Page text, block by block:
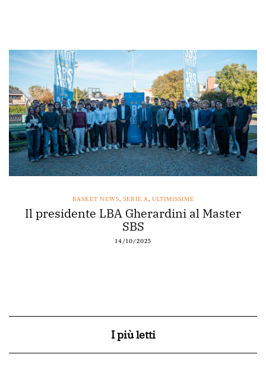
Master
BASKET NEWS,NAPOLI BASKET
Acqua Vera main sponsor di
I più letti